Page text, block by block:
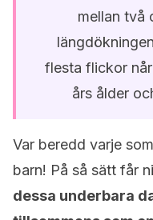
mellan två
flesta flickor
års ålder
Var beredd varje
barn! På så sätt får ni
dessa underbara